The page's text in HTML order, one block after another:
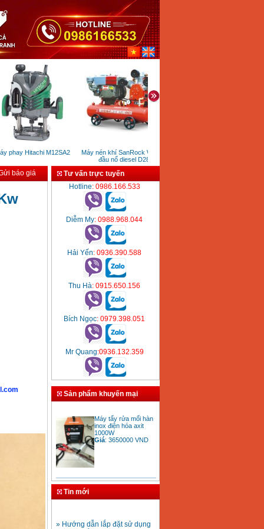
phay Hitachi M12SA2
Máy nén khí SanRock W3.5/5
đầu nổ diesel D28
báo giá
Tư vấn trực tuyến
Hotline: 0986.166.533
Diễm My: 0988.968.044
Hải Yến: 0936.390.588
Thu Hà: 0915.650.156
Bích Ngọc: 0979.398.051
Mr Quang:0936.132.359
Sản phẩm khuyến mại
inox điện hóa axit
1000W
Giá:3650000
Bảng giá mũi khoan
Tin mới
máy hàn ống nhựa HDPE